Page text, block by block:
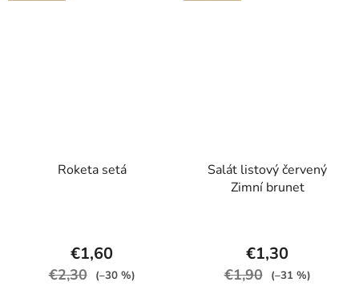
Roketa setá
€1,60
€2,30 (–30 %)
Salát listový červený
Zimní brunet
€1,30
€1,90 (–31 %)